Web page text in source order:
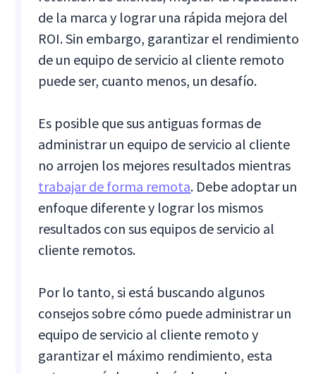
de la marca y lograr una rápida mejora del
ROI. Sin embargo, garantizar el rendimiento
de un equipo de servicio al cliente remoto
puede ser, cuanto menos, un desafío.
Es posible que sus antiguas formas de
administrar un equipo de servicio al cliente
no arrojen los mejores resultados mientras
trabajar de forma remota. Debe adoptar un
enfoque diferente y lograr los mismos
resultados con sus equipos de servicio al
cliente remotos.
Por lo tanto, si está buscando algunos
consejos sobre cómo puede administrar un
equipo de servicio al cliente remoto y
garantizar el máximo rendimiento, esta